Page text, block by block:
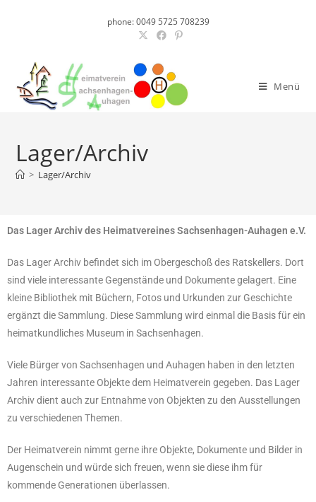
phone: 0049 5725 708239
Menü
Lager/Archiv
> Lager/Archiv
Das Lager Archiv des Heimatvereines Sachsenhagen-Auhagen e.V.
Das Lager Archiv befindet sich im Obergeschoß des Ratskellers. Dort
sind viele interessante Gegenstände und Dokumente gelagert. Eine
kleine Bibliothek mit Büchern, Fotos und Urkunden zur Geschichte
ergänzt die Sammlung. Diese Sammlung wird einmal die Basis für ein
heimatkundliches Museum in Sachsenhagen.
Viele Bürger von Sachsenhagen und Auhagen haben in den letzten
Jahren interessante Objekte dem Heimatverein gegeben. Das Lager
Archiv dient auch zur Entnahme von Objekten zu den Ausstellungen
zu verschiedenen Themen.
Der Heimatverein nimmt gerne ihre Objekte, Dokumente und Bilder in
Augenschein und würde sich freuen, wenn sie diese ihm für
kommende Generationen überlassen.